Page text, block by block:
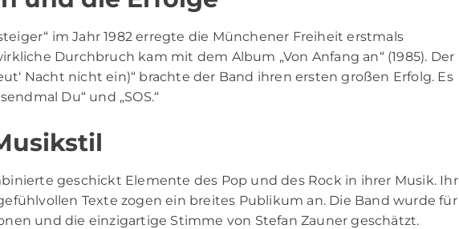
im Jahr 1982 erregte die Münchener Freiheit erstmals
Durchbruch kam mit dem Album „Von Anfang an“ (1985). Der
Nacht nicht ein)“ brachte der Band ihren ersten großen Erfolg. Es
Du“ und „SOS.“
geschickt Elemente des Pop und des Rock in ihrer Musik. Ihr
Texte zogen ein breites Publikum an. Die Band wurde für
und die einzigartige Stimme von Stefan Zauner geschätzt.